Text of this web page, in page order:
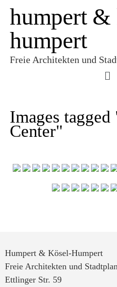
humpert &
humpert
Freie Architekten und
Images
Center"
Humpert & Kösel-Humpert
Freie Architekten und
Ettlinger Str. 59